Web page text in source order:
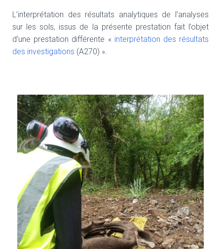
L’interprétation des résultats analytiques de l’analyses
sur les sols, issus de la présente prestation fait l’objet
d’une prestation différente « interprétation des résultats
des investigations (A270) ».